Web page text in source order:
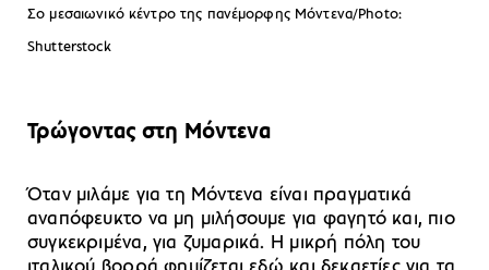
Σο μεσαιωνικό κέντρο της πανέμορφης Μόντενα/Photo:
Shutterstock
Τρώγοντας στη Μόντενα
Όταν μιλάμε για τη Μόντενα είναι πραγματικά
αναπόφευκτο να μη μιλήσουμε για φαγητό και, πιο
συγκεκριμένα, για ζυμαρικά. Η μικρή πόλη του